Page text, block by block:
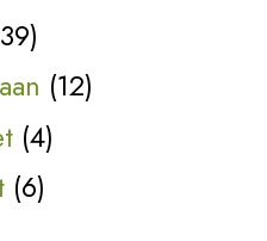
3939
producten
1212
44
66